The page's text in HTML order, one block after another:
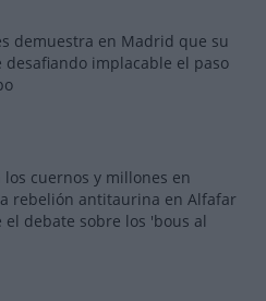
demuestra en Madrid que su
desafiando implacable el paso
los cuernos y millones en
rebelión antitaurina en Alfafar
el debate sobre los 'bous al